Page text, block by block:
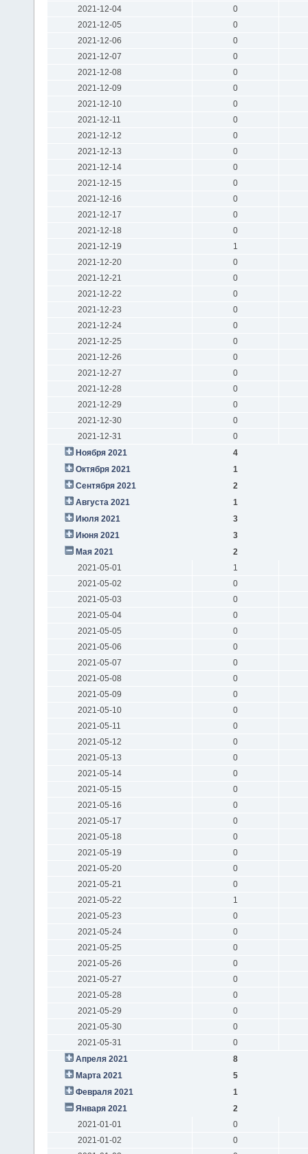
2021-12-04
0
2021-12-05
0
2021-12-06
0
2021-12-07
0
2021-12-08
0
2021-12-09
0
2021-12-10
0
2021-12-11
0
2021-12-12
0
2021-12-13
0
2021-12-14
0
2021-12-15
0
2021-12-16
0
2021-12-17
0
2021-12-18
0
2021-12-19
1
2021-12-20
0
2021-12-21
0
2021-12-22
0
2021-12-23
0
2021-12-24
0
2021-12-25
0
2021-12-26
0
2021-12-27
0
2021-12-28
0
2021-12-29
0
2021-12-30
0
2021-12-31
0
Ноября 2021
4
Октября 2021
1
Сентября 2021
2
Августа 2021
1
Июля 2021
3
Июня 2021
3
Мая 2021
2
2021-05-01
1
2021-05-02
0
2021-05-03
0
2021-05-04
0
2021-05-05
0
2021-05-06
0
2021-05-07
0
2021-05-08
0
2021-05-09
0
2021-05-10
0
2021-05-11
0
2021-05-12
0
2021-05-13
0
2021-05-14
0
2021-05-15
0
2021-05-16
0
2021-05-17
0
2021-05-18
0
2021-05-19
0
2021-05-20
0
2021-05-21
0
2021-05-22
1
2021-05-23
0
2021-05-24
0
2021-05-25
0
2021-05-26
0
2021-05-27
0
2021-05-28
0
2021-05-29
0
2021-05-30
0
2021-05-31
0
Апреля 2021
8
Марта 2021
5
Февраля 2021
1
Января 2021
2
2021-01-01
0
2021-01-02
0